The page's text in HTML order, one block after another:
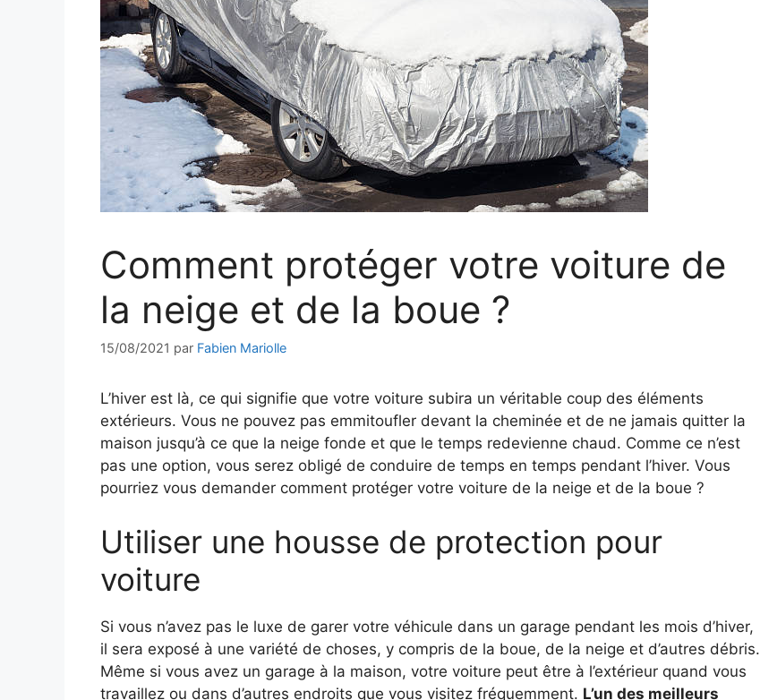
Comment protéger votre voiture de
la neige et de la boue ?
15/08/2021 par Fabien Mariolle
L’hiver est là, ce qui signifie que votre voiture subira un véritable coup des éléments
extérieurs. Vous ne pouvez pas emmitoufler devant la cheminée et de ne jamais quitter la
maison jusqu’à ce que la neige fonde et que le temps redevienne chaud. Comme ce n’est
pas une option, vous serez obligé de conduire de temps en temps pendant l’hiver. Vous
pourriez vous demander comment protéger votre voiture de la neige et de la boue ?
Utiliser une housse de protection pour
voiture
Si vous n’avez pas le luxe de garer votre véhicule dans un garage pendant les mois d’hiver,
il sera exposé à une variété de choses, y compris de la boue, de la neige et d’autres débris.
Même si vous avez un garage à la maison, votre voiture peut être à l’extérieur quand vous
travaillez ou dans d’autres endroits que vous visitez fréquemment. L’un des meilleurs